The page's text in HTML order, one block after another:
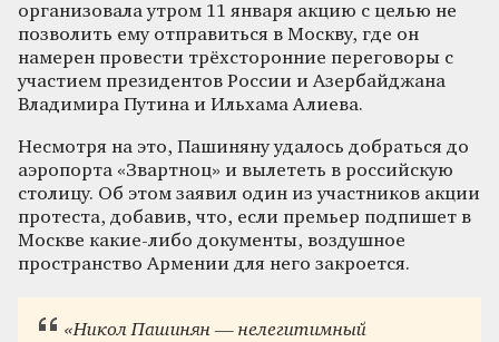
организовала утром 11 января акцию с целью не
позволить ему отправиться в Москву, где он
намерен провести трёхсторонние переговоры с
участием президентов России и Азербайджана
Владимира Путина и Ильхама Алиева.
Несмотря на это, Пашиняну удалось добраться до
аэропорта «Звартноц» и вылететь в российскую
столицу. Об этом заявил один из участников акции
протеста, добавив, что, если премьер подпишет в
Москве какие-либо документы, воздушное
пространство Армении для него закроется.
«Никол Пашинян — нелегитимный